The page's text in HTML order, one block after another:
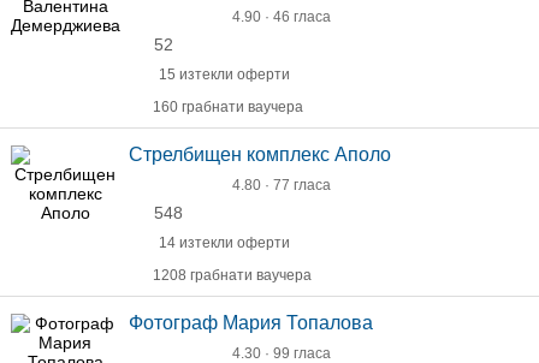
4.90 · 46 гласа
52
15 изтекли оферти
160 грабнати ваучера
Стрелбищен комплекс Аполо
4.80 · 77 гласа
548
14 изтекли оферти
1208 грабнати ваучера
Фотограф Мария Топалова
4.30 · 99 гласа